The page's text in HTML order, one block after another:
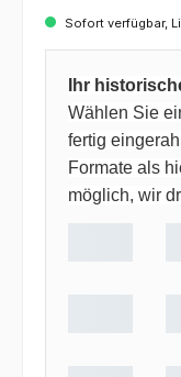
Sofort verfügbar,
Ihr
Wählen Sie
fertig
Formate als
möglich, wir